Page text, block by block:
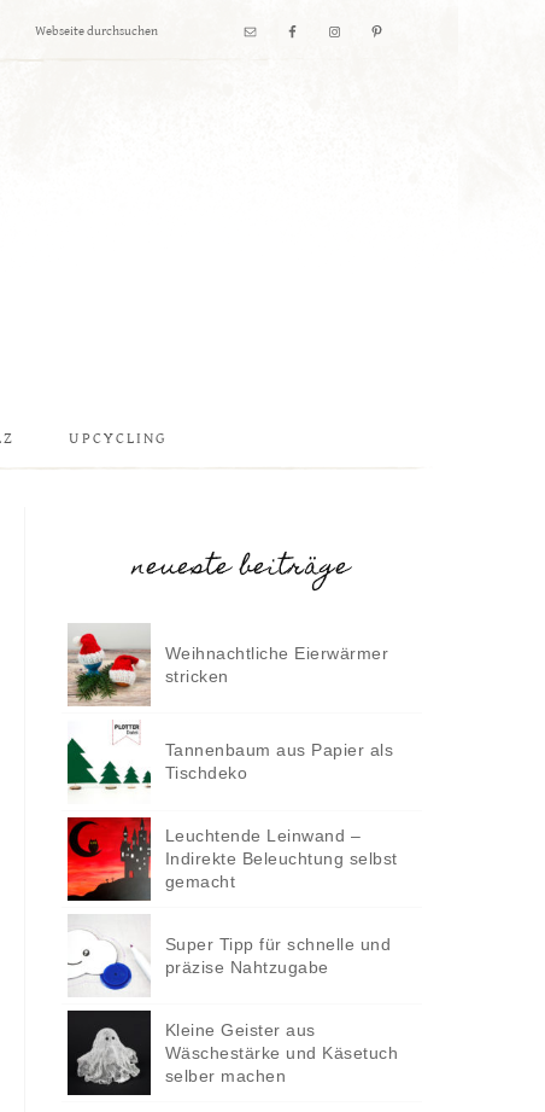
UPCYCLING
neueste beiträge
Weihnachtliche Eierwärmer
stricken
Tannenbaum aus Papier als
Tischdeko
Leuchtende Leinwand –
Indirekte Beleuchtung selbst
gemacht
Super Tipp für schnelle und
präzise Nahtzugabe
Kleine Geister aus
Wäschestärke und Käsetuch
selber machen